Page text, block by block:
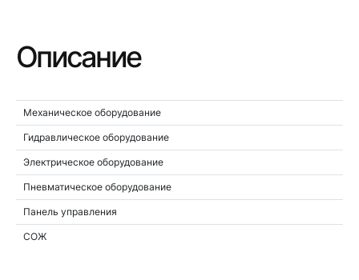
Описание
Механическое оборудование
Гидравлическое оборудование
Электрическое оборудование
Пневматическое оборудование
Панель управления
СОЖ